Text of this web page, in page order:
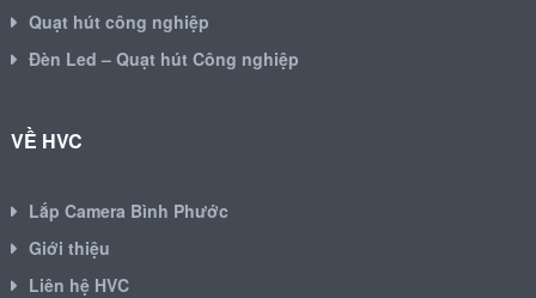
Quạt hút công nghiệp
Đèn Led – Quạt hút Công nghiệp
VỀ HVC
Lắp Camera Bình Phước
Giới thiệu
Liên hệ HVC